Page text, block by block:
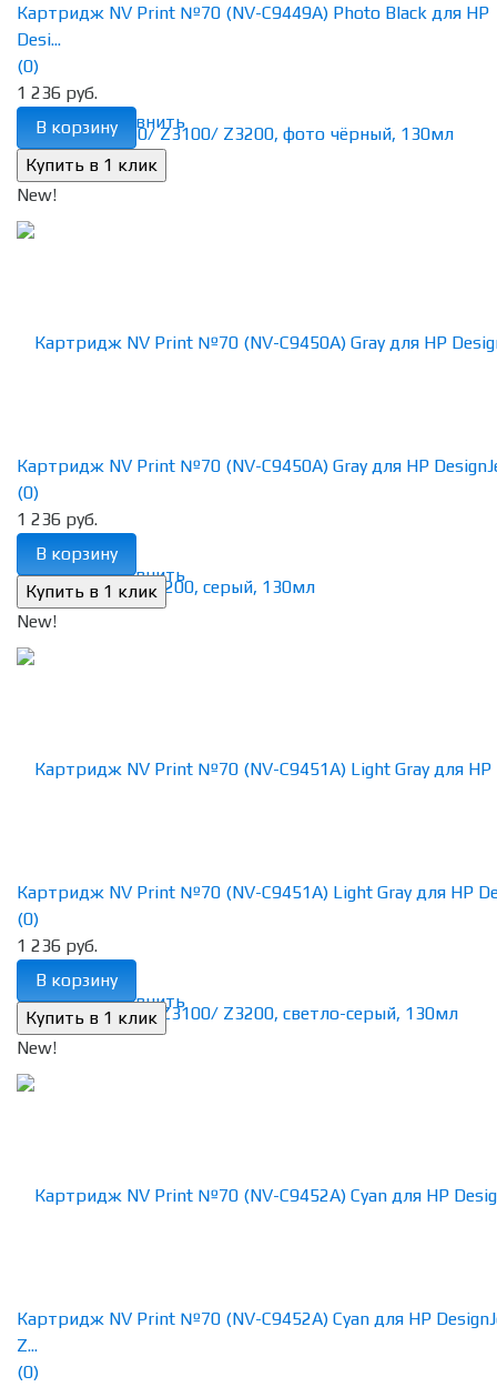
избранное сравнить
Картридж NV Print №70 (NV-C9449A) Photo Black для HP
Desi...
(0)
1 236 руб.
В корзину
New!
избранное сравнить
Картридж NV Print №70 (NV-C9450A) Gray для HP
(0)
1 236 руб.
В корзину
New!
избранное сравнить
Картридж NV Print №70 (NV-C9451A) Light Gray для HP
(0)
1 236 руб.
В корзину
New!
Картридж NV Print №70 (NV-C9452A) Cyan для HP
Z...
(0)